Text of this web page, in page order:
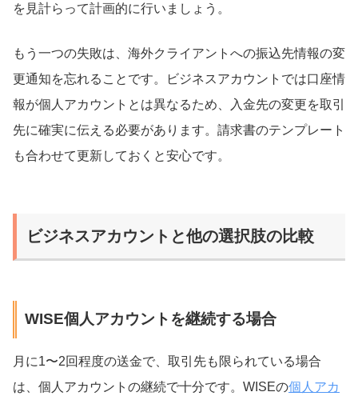
を見計らって計画的に行いましょう。
もう一つの失敗は、海外クライアントへの振込先情報の変
更通知を忘れることです。ビジネスアカウントでは口座情
報が個人アカウントとは異なるため、入金先の変更を取引
先に確実に伝える必要があります。請求書のテンプレート
も合わせて更新しておくと安心です。
ビジネスアカウントと他の選択肢の比較
WISE個人アカウントを継続する場合
月に1〜2回程度の送金で、取引先も限られている場合
は、個人アカウントの継続で十分です。WISEの個人アカ